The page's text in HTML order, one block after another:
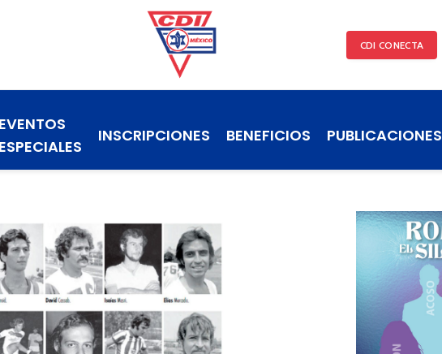
CDI CONECTA
EVENTOS
ESPECIALES
INSCRIPCIONES BENEFICIOS PUBLICACIONES